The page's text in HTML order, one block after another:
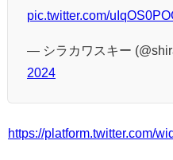
pic.twitter.com/
— シラカワスキー
2024
https://platform.twitter.com/